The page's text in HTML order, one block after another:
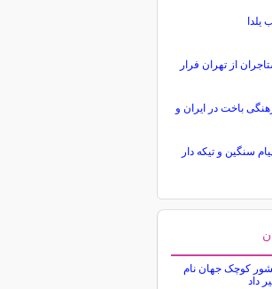
از تهران فرار
باخت در ایران و
سنگین و تیکه دار
کوچک جهان نام
داد